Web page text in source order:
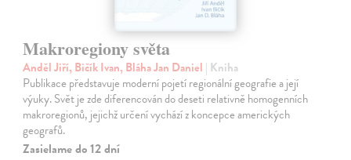
Makroregiony světa
Anděl Jiří, Bičík Ivan, Bláha Jan Daniel | Kniha
Publikace představuje moderní pojetí regionální geografie a její
výuky. Svět je zde diferencován do deseti relativně homogenních
makroregionů, jejichž určení vychází z koncepce amerických
geografů.
Zasielame do 12 dní